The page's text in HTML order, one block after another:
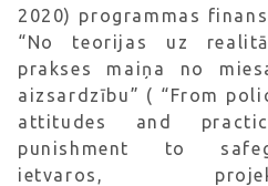
2020) programmas
“No teorijas uz
prakses maiņa no
aizsardzību” ( “From
attitudes and
punishment to
ietvaros,